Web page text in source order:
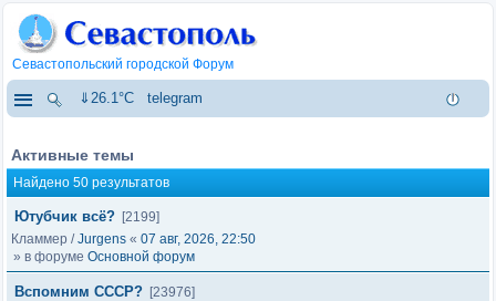
Севастопольский городской Форум
⇓26.1°C telegram
Активные темы
Найдено 50 результатов
Ютубчик всё? [2199]
Кламмер /Jurgens « 07 авг, 2026, 22:50
» в форуме Основной форум
Вспомним СССР? [23976]